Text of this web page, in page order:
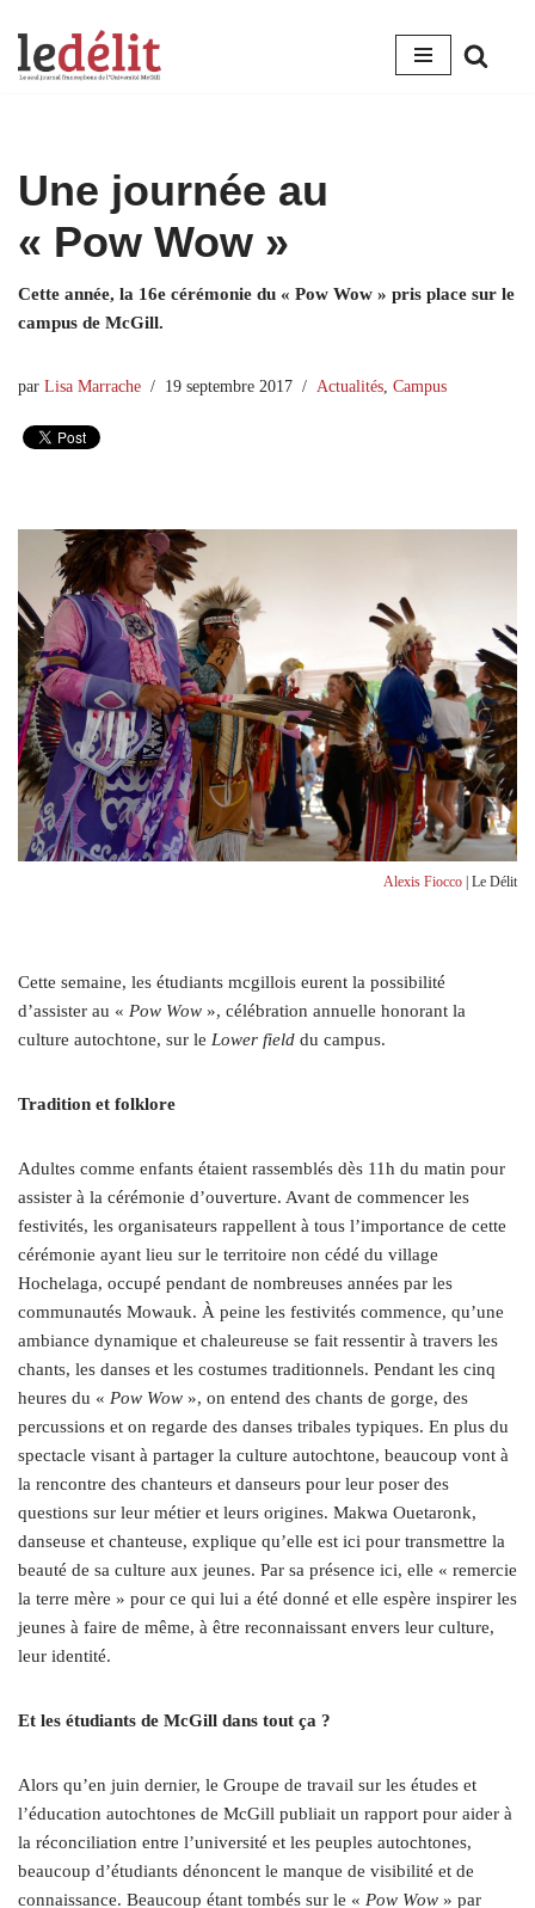
Aller
Une journée au
« Pow Wow »
Cette année, la 16e cérémonie du « Pow Wow » pris place sur le
campus de McGill.
par Lisa Marrache 19 septembre 2017 Actualités Campus
Alexis Fiocco | Le Délit
Cette semaine, les étudiants mcgillois eurent la possibilité
d’assister au « Pow Wow », célébration annuelle honorant la
culture autochtone, sur le Lower field du campus.
Tradition et folklore
Adultes comme enfants étaient rassemblés dès 11h du matin pour
assister à la cérémonie d’ouverture. Avant de commencer les
festivités, les organisateurs rappellent à tous l’importance de cette
cérémonie ayant lieu sur le territoire non cédé du village
Hochelaga, occupé pendant de nombreuses années par les
communautés Mowauk. À peine les festivités commence, qu’une
ambiance dynamique et chaleureuse se fait ressentir à travers les
chants, les danses et les costumes traditionnels. Pendant les cinq
heures du « Pow Wow », on entend des chants de gorge, des
percussions et on regarde des danses tribales typiques. En plus du
spectacle visant à partager la culture autochtone, beaucoup vont à
la rencontre des chanteurs et danseurs pour leur poser des
questions sur leur métier et leurs origines. Makwa Ouetaronk,
danseuse et chanteuse, explique qu’elle est ici pour transmettre la
beauté de sa culture aux jeunes. Par sa présence ici, elle « remercie
la terre mère » pour ce qui lui a été donné et elle espère inspirer les
jeunes à faire de même, à être reconnaissant envers leur culture,
leur identité.
Et les étudiants de McGill dans tout ça ?
Alors qu’en juin dernier, le Groupe de travail sur les études et
l’éducation autochtones de McGill publiait un rapport pour aider à
la réconciliation entre l’université et les peuples autochtones,
beaucoup d’étudiants dénoncent le manque de visibilité et de
connaissance. Beaucoup étant tombés sur le « Pow Wow » par